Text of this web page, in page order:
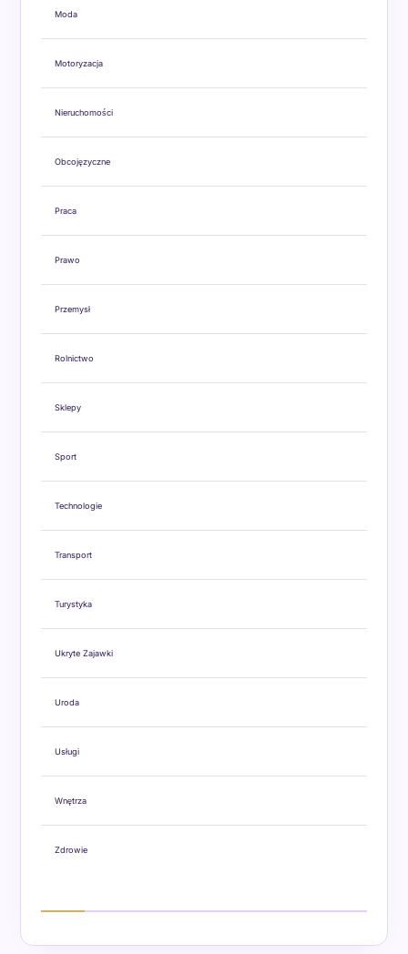
Moda
Motoryzacja
Nieruchomości
Obcojęzyczne
Praca
Prawo
Przemysł
Rolnictwo
Sklepy
Sport
Technologie
Transport
Turystyka
Ukryte Zajawki
Uroda
Usługi
Wnętrza
Zdrowie